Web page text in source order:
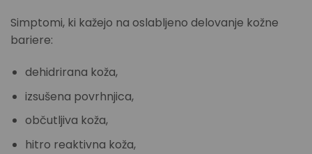
Simptomi, ki kažejo na oslabljeno delovanje kožne
bariere:
dehidrirana koža,
izsušena povrhnjica,
občutljiva koža,
hitro reaktivna koža,